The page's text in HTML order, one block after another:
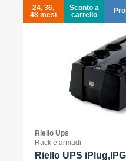
24, 36,
48 mesi
Sconto a
carrello
Riello Ups
Rack e armadi
Riello UPS